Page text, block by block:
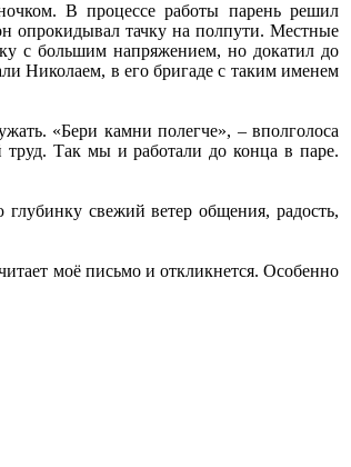
В процессе работы парень решил
опрокидывал тачку на полпути. Местные
с большим напряжением, но докатил до
Николаем, в его бригаде с таким именем
«Бери камни полегче», – вполголоса
труд. Так мы и работали до конца в паре.
свежий ветер общения, радость,
моё письмо и откликнется. Особенно